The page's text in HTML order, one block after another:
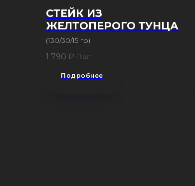
СТЕЙК ИЗ
ЖЕЛТОПЕРОГО ТУНЦА
(130/30/15 гр)
1 790 ₽ / 1 шт
Подробнее